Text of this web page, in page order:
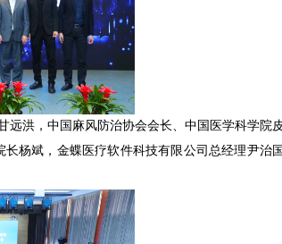
远洪，中国麻风防治协会会长、中国医学科学院
杨斌，金蝶医疗软件科技有限公司总经理尹治